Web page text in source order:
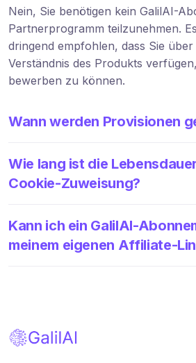
Nein, Sie benötigen kein GalilAI-
Partnerprogramm teilzunehmen.
dringend empfohlen, dass Sie
Verständnis des Produkts
bewerben zu können.
Wann werden Provisionen
Wie lang ist die
Cookie-Zuweisung?
Kann ich ein GalilAI-
meinem eigenen Affiliate-